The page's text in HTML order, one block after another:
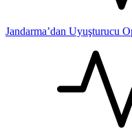
Jandarma’dan Uyuşturucu